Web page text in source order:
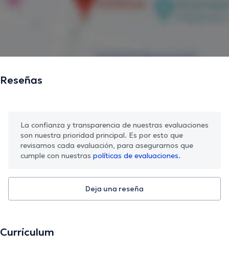
Reseñas
La confianza y transparencia de nuestras evaluaciones
son nuestra prioridad principal. Es por esto que
revisamos cada evaluación, para asegurarnos que
cumple con nuestras políticas de evaluaciones.
Deja una reseña
Currículum